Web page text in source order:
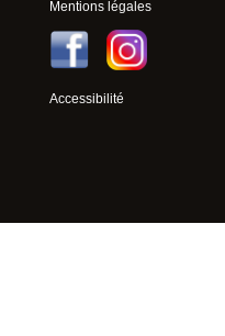
Mentions légales
Accessibilité